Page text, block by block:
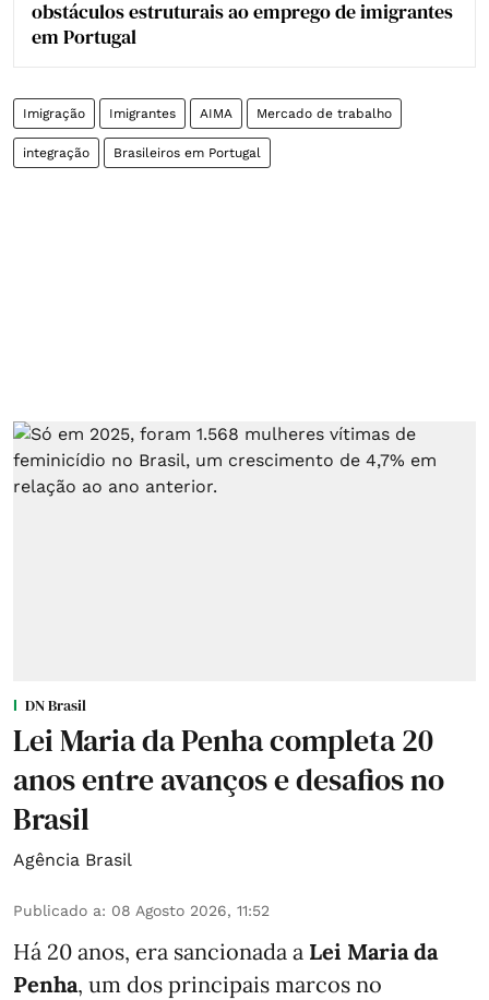
obstáculos estruturais ao emprego de imigrantes
em Portugal
Imigração Imigrantes AIMA Mercado de trabalho
integração Brasileiros em Portugal
DN Brasil
Lei Maria da Penha completa 20
anos entre avanços e desafios no
Brasil
Agência Brasil
Publicado a: 08 Agosto 2026, 11:52
Há 20 anos, era sancionada a Lei Maria da
Penha, um dos principais marcos no